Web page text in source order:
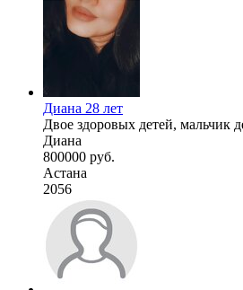
Диана 28 лет
Двое здоровых детей, мальчик
Диана
800000 руб.
Астана
2056